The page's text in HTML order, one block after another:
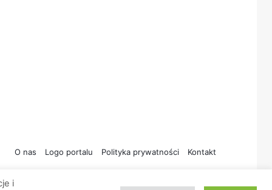
O nas Logo portalu Polityka prywatności Kontakt
i